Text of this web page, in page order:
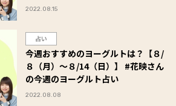
2022.08.15
占い
今週おすすめのヨーグルトは？【８/
８（月）～８/14（日）】 #花映さん
の今週のヨーグルト占い
2022.08.08